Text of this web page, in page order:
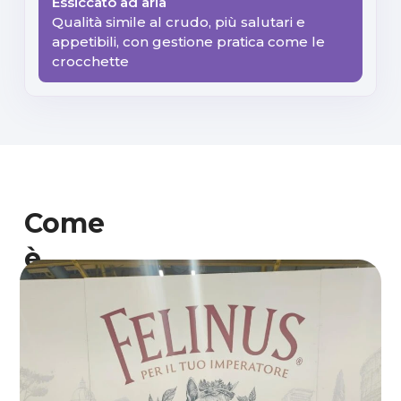
Qualità simile al crudo, più salutari e
appetibili, con gestione pratica come le
crocchette
Come
è
Felinus